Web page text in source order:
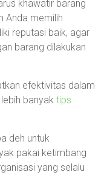
khawatir barang
Anda memilih
reputasi baik, agar
barang dilakukan
efektivitas dalam
lebih banyaktips
deh untuk
pakai ketimbang
yang selalu